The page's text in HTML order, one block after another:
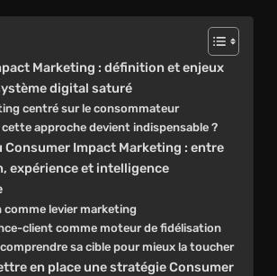
Marketing : définition et enjeux
digital saturé
centré sur le consommateur
approche devient indispensable ?
Consumer Impact Marketing : entre
expérience et intelligence
comme levier marketing
client comme moteur de fidélisation
sa cible pour mieux la toucher
en place une stratégie Consumer